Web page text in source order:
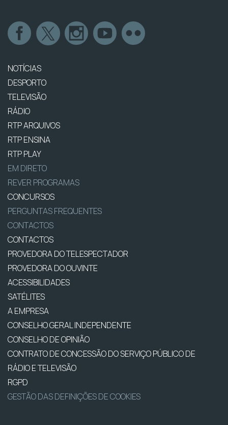
NOTÍCIAS
DESPORTO
TELEVISÃO
RÁDIO
RTP ARQUIVOS
RTP ENSINA
RTP PLAY
EM DIRETO
REVER PROGRAMAS
CONCURSOS
PERGUNTAS FREQUENTES
CONTACTOS
CONTACTOS
PROVEDORA DO TELESPECTADOR
PROVEDORA DO OUVINTE
ACESSIBILIDADES
SATÉLITES
A EMPRESA
CONSELHO GERAL INDEPENDENTE
CONSELHO DE OPINIÃO
CONTRATO DE CONCESSÃO DO SERVIÇO PÚBLICO DE
RÁDIO E TELEVISÃO
RGPD
GESTÃO DAS DEFINIÇÕES DE COOKIES